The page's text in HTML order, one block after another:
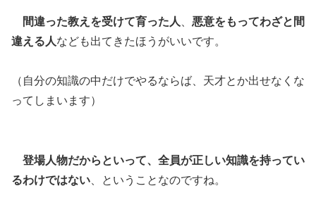
間違った教えを受けて育った人
悪意をもってわざと間
違える人なども出てきたほうがいいです。
（自分の知識の中だけでやるならば、天才とか出せなくな
ってしまいます）
登場人物だからといって、全員が正しい知識を持ってい
るわけではない 、ということなのですね。